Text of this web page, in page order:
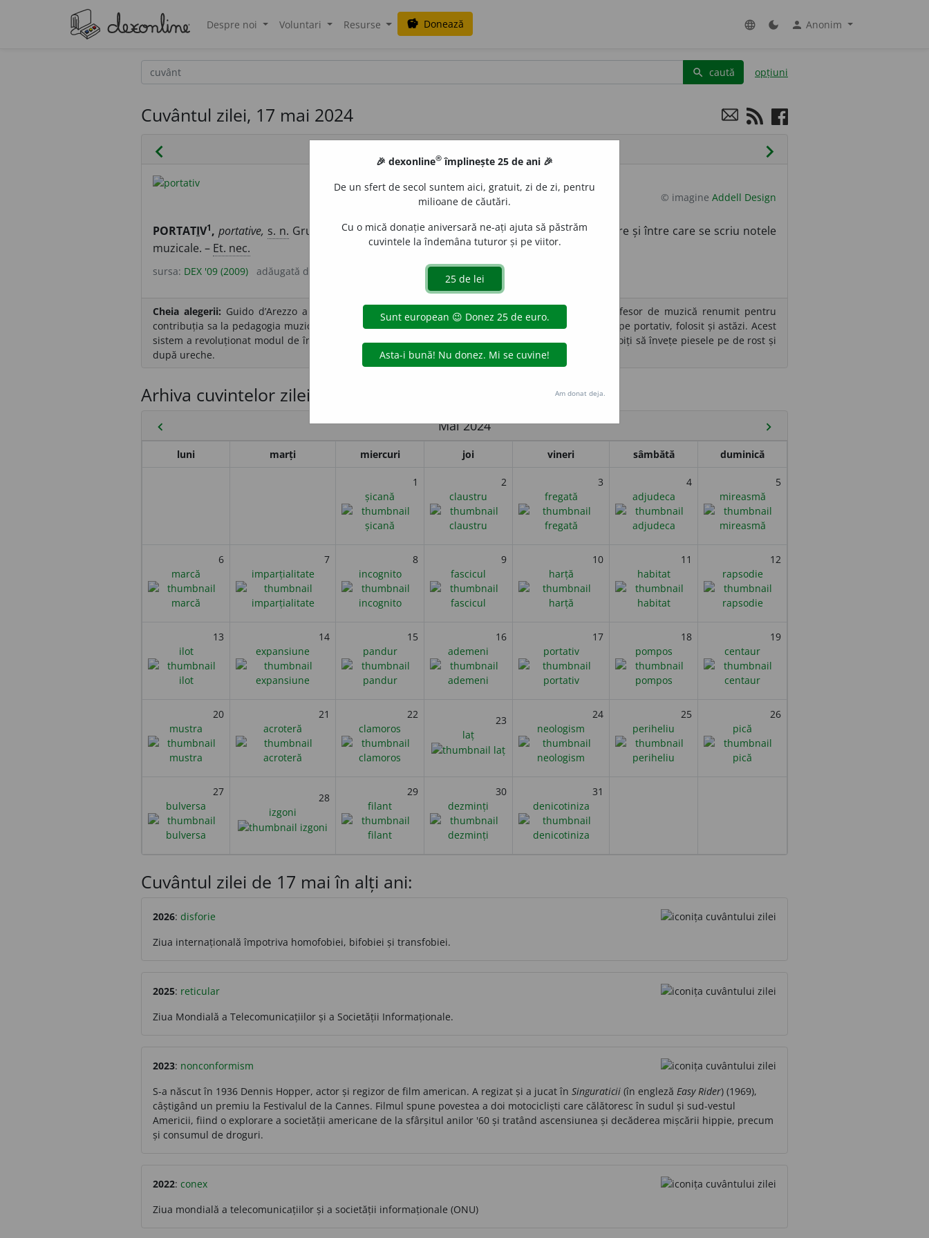
Despre noi Voluntari Resurse savings Donează language dark_mode person Anonim
search caută opțiuni
Cuvântul zilei, 17 mai 2024
chevron_left chevron_right
© imagine Addell Design
PORTATIV1, portative, s. n. Grup de cinci linii orizontale, paralele și egal distanțate, pe care și între care se scriu notele
muzicale. – Et. nec.
sursa: DEX '09 (2009) adăugată de
Cheia alegerii: Guido d’Arezzo a murit la Santa Croce d’Avellano pe 17 mai 1050. A fost un profesor de muzică renumit pentru
contribuția sa la pedagogia muzicală, în special pentru dezvoltarea sistemului de notație muzicală pe portativ, folosit și astăzi. Acest
sistem a revoluționat modul de învățare a muzicii pentru că le-a permis artiștilor să nu mai fie nevoiți să învețe piesele pe de rost și
după ureche.
Arhiva cuvintelor zilei
chevron_left Mai 2024 chevron_right
luni marți miercuri joi vineri sâmbătă duminică
1
șicană
2
claustru
3
fregată
4
adjudeca
5
mireasmă
6
marcă
7
imparțialitate
8
incognito
9
fascicul
10
harță
11
habitat
12
rapsodie
13
ilot
14
expansiune
15
pandur
16
ademeni
17
portativ
18
pompos
19
centaur
20
mustra
21
acroteră
22
clamoros
23
laț
24
neologism
25
periheliu
26
pică
27
bulversa
28
izgoni
29
filant
30
dezminți
31
denicotiniza
Cuvântul zilei de 17 mai în alți ani:
2026: disforie
Ziua internațională împotriva homofobiei, bifobiei și transfobiei.
2025: reticular
Ziua Mondială a Telecomunicațiilor și a Societății Informaționale.
2023: nonconformism
S-a născut în 1936 Dennis Hopper, actor și regizor de film american. A regizat și a jucat în Singuraticii (în engleză Easy Rider) (1969),
câștigând un premiu la Festivalul de la Cannes. Filmul spune povestea a doi motocicliști care călătoresc în sudul și sud-vestul
Americii, fiind o explorare a societății americane de la sfârșitul anilor '60 și tratând ascensiunea și decăderea mișcării hippie, precum
și consumul de droguri.
2022: conex
Ziua mondială a telecomunicațiilor și a societății informaționale (ONU)
🎉 dexonline® împlinește 25 de ani 🎉
De un sfert de secol suntem aici, gratuit, zi de zi, pentru
milioane de căutări.
Cu o mică donație aniversară ne-ați ajuta să păstrăm
cuvintele la îndemâna tuturor și pe viitor.
Am donat deja.